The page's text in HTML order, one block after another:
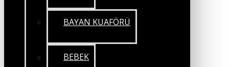
BAYAN KUAFÖRÜ
BEBEK